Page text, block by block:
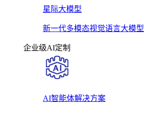
星际大模型
新一代多模态视觉语言大模型
企业级AI定制
AI智能体解决方案